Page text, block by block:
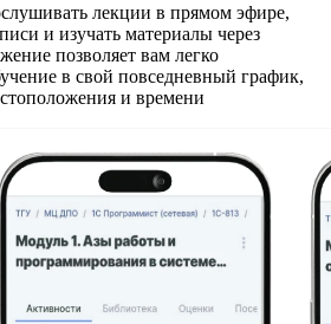
лекции в прямом эфире,
и изучать материалы через
позволяет вам легко
в свой повседневный график,
и времени